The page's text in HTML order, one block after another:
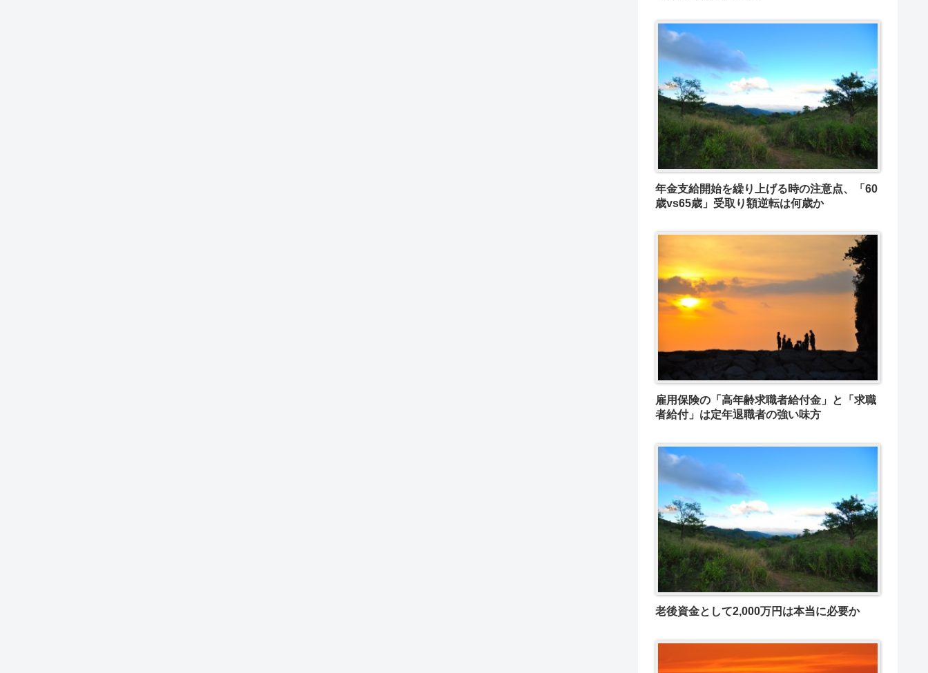
年金支給開始を繰り上げる時の注意点、「60
歳vs65歳」受取り額逆転は何歳か
雇用保険の「高年齢求職者給付金」と「求職
者給付」は定年退職者の強い味方
老後資金として2,000万円は本当に必要か